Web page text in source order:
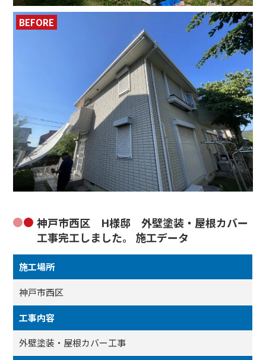
BEFORE
神戸市西区 H様邸 外壁塗装・屋根カバー
工事完工しました。 施工データ
施工場所
神戸市西区
工事内容
外壁塗装・屋根カバー工事